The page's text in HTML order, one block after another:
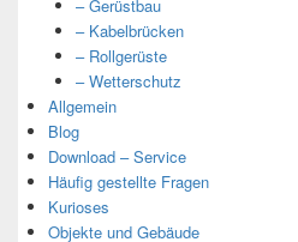
– Gerüstbau
– Kabelbrücken
– Rollgerüste
– Wetterschutz
Allgemein
Blog
Download – Service
Häufig gestellte Fragen
Kurioses
Objekte und Gebäude